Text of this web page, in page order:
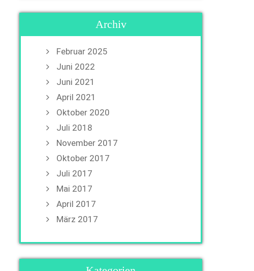
Archiv
Februar 2025
Juni 2022
Juni 2021
April 2021
Oktober 2020
Juli 2018
November 2017
Oktober 2017
Juli 2017
Mai 2017
April 2017
März 2017